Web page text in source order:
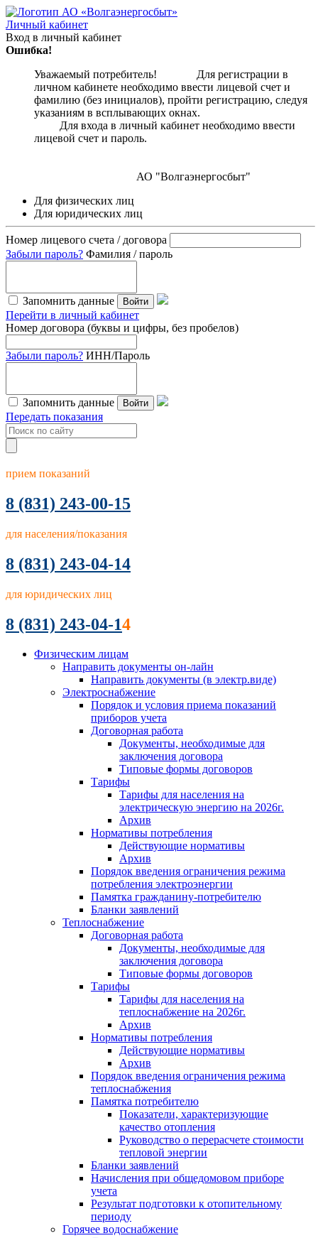
Личный кабинет
Вход в личный кабинет
Ошибка!
Уважаемый потребитель! Для регистрации в
личном кабинете необходимо ввести лицевой счет и
фамилию (без инициалов), пройти регистрацию, следуя
указаниям в всплывающих окнах.
Для входа в личный кабинет необходимо ввести
лицевой счет и пароль.
АО "Волгаэнергосбыт"
Для физических лиц
Для юридических лиц
Номер лицевого счета / договора
Забыли пароль? Фамилия / пароль
Запомнить данные Войти
Перейти в личный кабинет
Номер договора (буквы и цифры, без пробелов)
Забыли пароль? ИНН/Пароль
Запомнить данные Войти
Передать показания
прием показаний
8 (831) 243-00-15
для населения/показания
8 (831) 243-04-14
для юридических лиц
8 (831) 243-04-14
Физическим лицам
Направить документы он-лайн
Направить документы (в электр.виде)
Электроснабжение
Порядок и условия приема показаний
приборов учета
Договорная работа
Документы, необходимые для
заключения договора
Типовые формы договоров
Тарифы
Тарифы для населения на
электрическую энергию на 2026г.
Архив
Нормативы потребления
Действующие нормативы
Архив
Порядок введения ограничения режима
потребления электроэнергии
Памятка гражданину-потребителю
Бланки заявлений
Теплоснабжение
Договорная работа
Документы, необходимые для
заключения договора
Типовые формы договоров
Тарифы
Тарифы для населения на
теплоснабжение на 2026г.
Архив
Нормативы потребления
Действующие нормативы
Архив
Порядок введения ограничения режима
теплоснабжения
Памятка потребителю
Показатели, характеризующие
качество отопления
Руководство о перерасчете стоимости
тепловой энергии
Бланки заявлений
Начисления при общедомовом приборе
учета
Результат подготовки к отопительному
периоду
Горячее водоснабжение